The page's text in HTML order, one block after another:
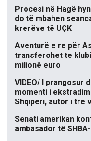
Procesi në Hagë
do të mbahen
krerëve të UÇK
Aventurë e re për
transferohet te
milionë euro
VIDEO/ I prangosur
momenti i
Shqipëri, autor i tre
Senati amerikan
ambasador të